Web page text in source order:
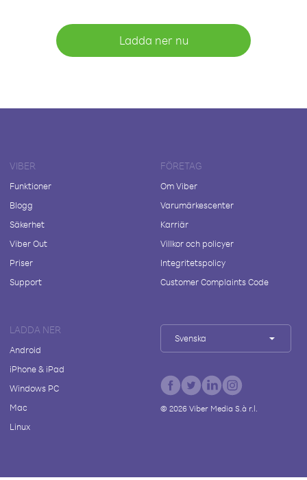
Ladda ner nu
VIBER
Funktioner
Blogg
Säkerhet
Viber Out
Priser
Support
FÖRETAG
Om Viber
Varumärkescenter
Karriär
Villkor och policyer
Integritetspolicy
Customer Complaints Code
LADDA NER
Android
iPhone & iPad
Windows PC
Mac
Linux
Svenska
© 2026Viber Media S.à r.l.